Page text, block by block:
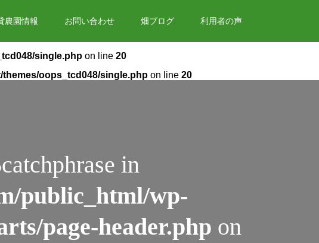
農園情報 お問い合わせ 畑ブログ 利用者の声
single.php on line 20
oops_tcd048/single.php on line 20
in
public_html/wp-
page-header.php on